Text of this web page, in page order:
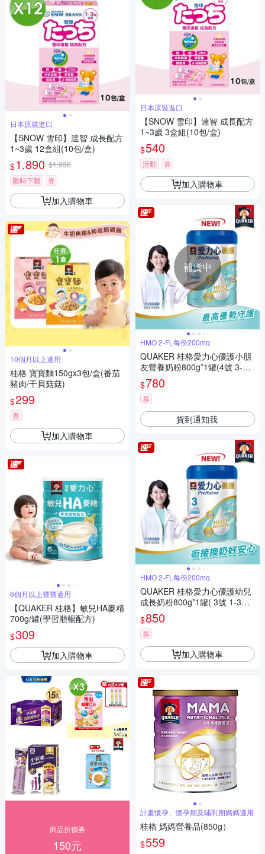
日本原裝進口
【SNOW 雪印】達智 成長配方
1~3歲 12盒組(10包/盒)
$1,890 $1,990
限時下殺
券
加入購物車
10個月以上適用
桂格 寶寶麵150gx3包/盒(番茄
豬肉/干貝菇菇)
$299
券
加入購物車
6個月以上寶寶適用
【QUAKER 桂格】敏兒HA麥精
700g/罐(學習順暢配方)
$309
加入購物車
商品折價券
150元
日本原裝進口
【SNOW 雪印】達智 成長配方
1~3歲 3盒組(10包/盒)
$540
活動 券
加入購物車
補貨中
HMO 2-FL每份200mg
QUAKER 桂格愛力心優護小朋
友營養奶粉800g*1罐(4號 3-7
歲幼童適用 無添加蔗糖 銜接換
奶好安心)
$780
券
貨到通知我
HMO 2-FL每份200mg
QUAKER 桂格愛力心優護幼兒
成長奶粉800g*1罐( 3號 1-3歲
幼兒適用 無添加蔗糖 銜接換奶
好安心)
$850
券
加入購物車
計畫懷孕、懷孕期及哺乳期媽媽適用
桂格 媽媽營養品(850g）
$559